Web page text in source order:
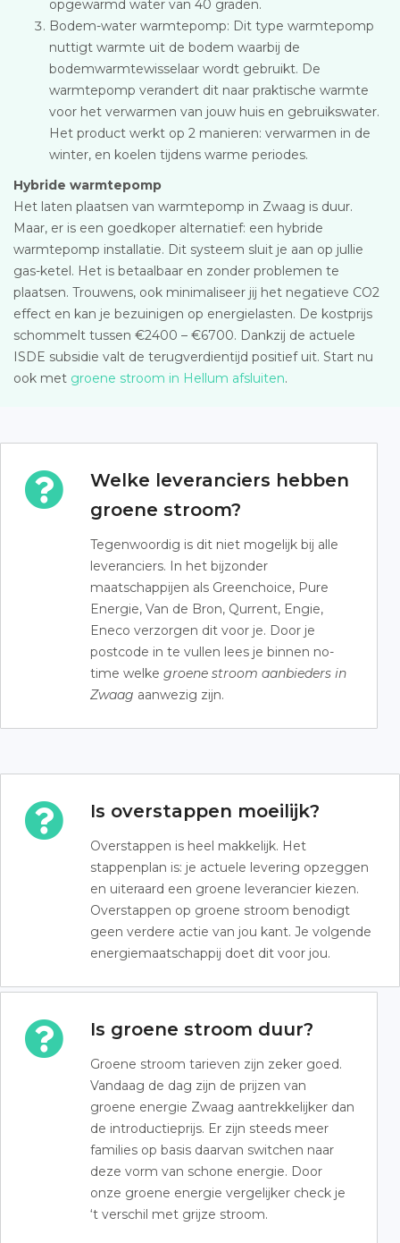
opgewarmd water van 40 graden.
Bodem-water warmtepomp: Dit type warmtepomp
nuttigt warmte uit de bodem waarbij de
bodemwarmtewisselaar wordt gebruikt. De
warmtepomp verandert dit naar praktische warmte
voor het verwarmen van jouw huis en gebruikswater.
Het product werkt op 2 manieren: verwarmen in de
winter, en koelen tijdens warme periodes.
Hybride warmtepomp
Het laten plaatsen van warmtepomp in Zwaag is duur.
Maar, er is een goedkoper alternatief: een hybride
warmtepomp installatie. Dit systeem sluit je aan op jullie
gas-ketel. Het is betaalbaar en zonder problemen te
plaatsen. Trouwens, ook minimaliseer jij het negatieve CO2
effect en kan je bezuinigen op energielasten. De kostprijs
schommelt tussen €2400 – €6700. Dankzij de actuele
ISDE subsidie valt de terugverdientijd positief uit. Start nu
ook met groene stroom in Hellum afsluiten.
Welke leveranciers hebben
groene stroom?
Tegenwoordig is dit niet mogelijk bij alle
leveranciers. In het bijzonder
maatschappijen als Greenchoice, Pure
Energie, Van de Bron, Qurrent, Engie,
Eneco verzorgen dit voor je. Door je
postcode in te vullen lees je binnen no-
time welke groene stroom aanbieders in
Zwaag aanwezig zijn.
Is overstappen moeilijk?
Overstappen is heel makkelijk. Het
stappenplan is: je actuele levering opzeggen
en uiteraard een groene leverancier kiezen.
Overstappen op groene stroom benodigt
geen verdere actie van jou kant. Je volgende
energiemaatschappij doet dit voor jou.
Is groene stroom duur?
Groene stroom tarieven zijn zeker goed.
Vandaag de dag zijn de prijzen van
groene energie Zwaag aantrekkelijker dan
de introductieprijs. Er zijn steeds meer
families op basis daarvan switchen naar
deze vorm van schone energie. Door
onze groene energie vergelijker check je
‘t verschil met grijze stroom.